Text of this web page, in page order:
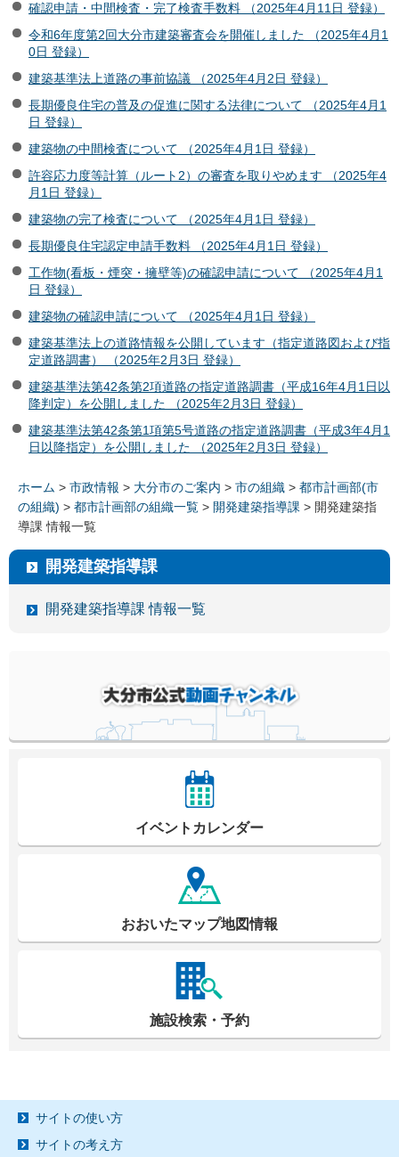
確認申請・中間検査・完了検査手数料 （2025年4月11日 登録）
令和6年度第2回大分市建築審査会を開催しました （2025年4月1
0日 登録）
建築基準法上道路の事前協議 （2025年4月2日 登録）
長期優良住宅の普及の促進に関する法律について （2025年4月1
日 登録）
建築物の中間検査について （2025年4月1日 登録）
許容応力度等計算（ルート2）の審査を取りやめます （2025年4
月1日 登録）
建築物の完了検査について （2025年4月1日 登録）
長期優良住宅認定申請手数料 （2025年4月1日 登録）
工作物(看板・煙突・擁壁等)の確認申請について （2025年4月1
日 登録）
建築物の確認申請について （2025年4月1日 登録）
建築基準法上の道路情報を公開しています（指定道路図および指
定道路調書） （2025年2月3日 登録）
建築基準法第42条第2項道路の指定道路調書（平成16年4月1日以
降判定）を公開しました （2025年2月3日 登録）
建築基準法第42条第1項第5号道路の指定道路調書（平成3年4月1
日以降指定）を公開しました （2025年2月3日 登録）
ホーム > 市政情報 > 大分市のご案内 > 市の組織 > 都市計画部(市
の組織) > 都市計画部の組織一覧 > 開発建築指導課 > 開発建築指
導課 情報一覧
開発建築指導課
開発建築指導課 情報一覧
イベントカレンダー
おおいたマップ地図情報
施設検索・予約
サイトの使い方
サイトの考え方